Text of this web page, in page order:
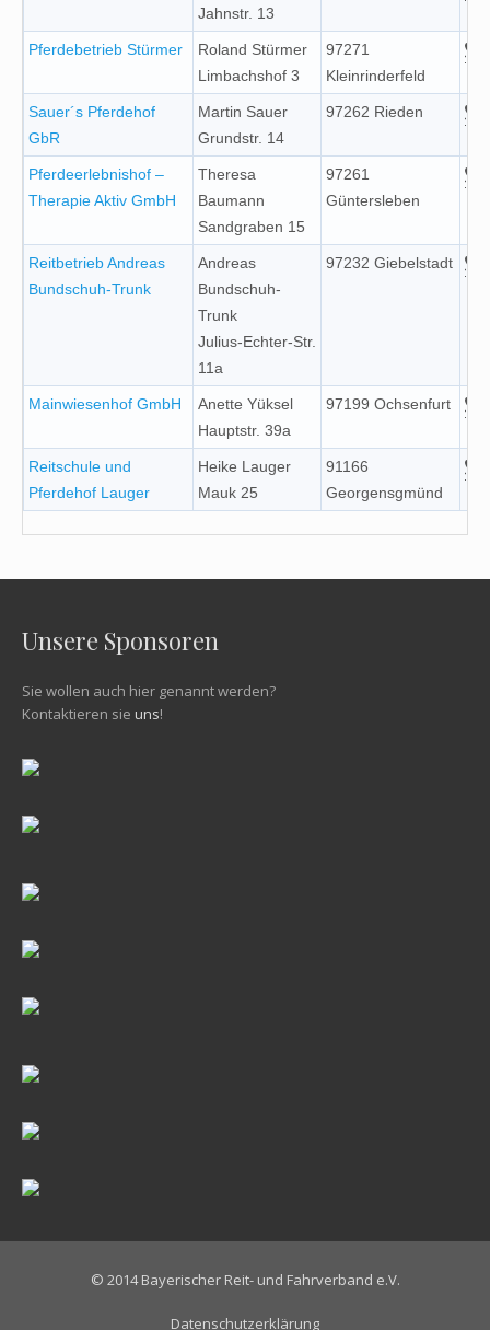
Jahnstr. 13
Pferdebetrieb Stürmer
Roland Stürmer
Limbachshof 3
97271
Kleinrinderfeld
Sauer´s Pferdehof
GbR
Martin Sauer
Grundstr. 14
97262 Rieden
Pferdeerlebnishof –
Therapie Aktiv GmbH
Theresa
Baumann
Sandgraben 15
97261
Güntersleben
Reitbetrieb Andreas
Bundschuh-Trunk
Andreas
Bundschuh-
Trunk
Julius-Echter-Str.
11a
97232 Giebelstadt
Mainwiesenhof GmbH
Anette Yüksel
Hauptstr. 39a
97199 Ochsenfurt
Reitschule und
Pferdehof Lauger
Heike Lauger
Mauk 25
91166
Georgensgmünd
Unsere Sponsoren
Sie wollen auch hier genannt werden?
Kontaktieren sie uns!
© 2014 Bayerischer Reit- und Fahrverband e.V.
Datenschutzerklärung